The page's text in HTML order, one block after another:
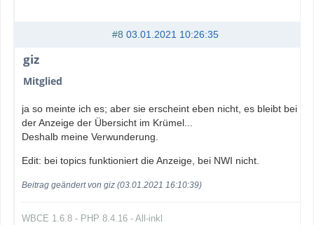
#8 03.01.2021 10:26:35
giz
Mitglied
ja so meinte ich es; aber sie erscheint eben nicht, es bleibt bei
der Anzeige der Übersicht im Krümel...
Deshalb meine Verwunderung.
Edit: bei topics funktioniert die Anzeige, bei NWI nicht.
Beitrag geändert von giz (03.01.2021 16:10:39)
WBCE 1.6.8 - PHP 8.4.16 - All-inkl